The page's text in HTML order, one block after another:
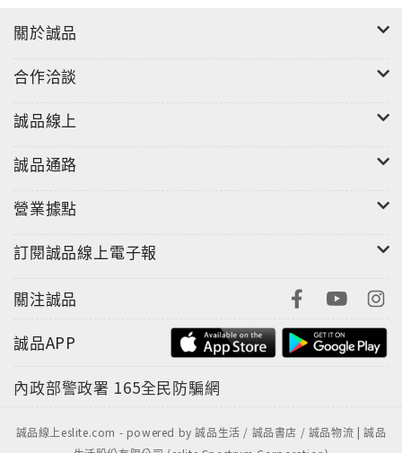
關於誠品
合作洽談
誠品線上
誠品通路
營業據點
訂閱誠品線上電子報
關注誠品
誠品APP
內政部警政署 165全民防騙網
誠品線上eslite.com - powered by 誠品生活 / 誠品書店 / 誠品物流 | 誠品